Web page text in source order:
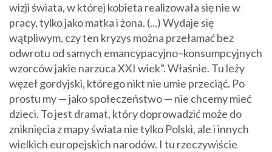
wizji świata, w której kobieta realizowała się nie w
pracy, tylko jako matka i żona. (...) Wydaje się
wątpliwym, czy ten kryzys można przełamać bez
odwrotu od samych emancypacyjno–konsumpcyjnych
wzorców jakie narzuca XXI wiek”. Właśnie. Tu leży
węzeł gordyjski, którego nikt nie umie przeciąć. Po
prostu my — jako społeczeństwo — nie chcemy mieć
dzieci. To jest dramat, który doprowadzić może do
zniknięcia z mapy świata nie tylko Polski, ale i innych
wielkich europejskich narodów. I tu rzeczywiście